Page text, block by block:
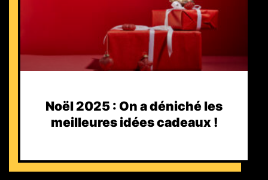
Noël 2025 : On a déniché les
meilleures idées cadeaux !